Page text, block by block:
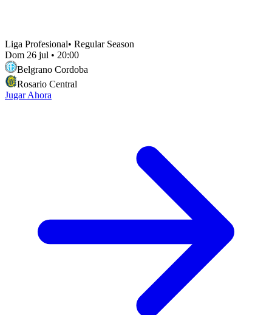
Liga Profesional• Regular Season
Dom 26 jul • 20:00
Belgrano Cordoba
Rosario Central
Jugar Ahora